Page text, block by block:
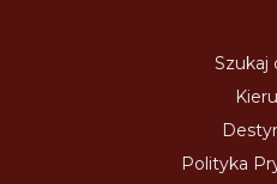
Szukaj
Polityka